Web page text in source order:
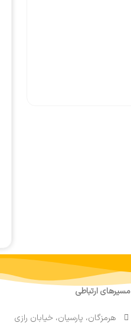
مسیرهای ارتباطی
هرمزگان، پارسیان، خیابان رازی